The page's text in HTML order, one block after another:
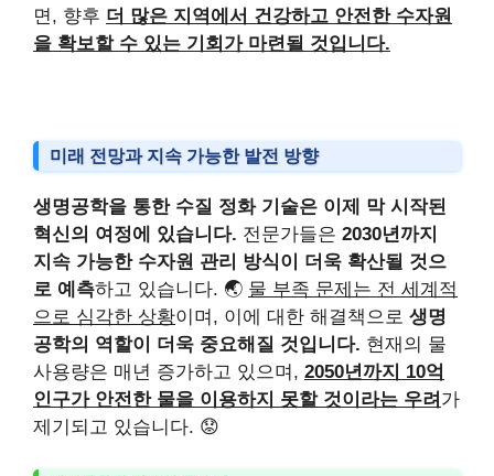
면, 향후 더 많은 지역에서 건강하고 안전한 수자원
을 확보할 수 있는 기회가 마련될 것입니다.
미래 전망과 지속 가능한 발전 방향
생명공학을 통한 수질 정화 기술은 이제 막 시작된
혁신의 여정에 있습니다. 전문가들은 2030년까지
지속 가능한 수자원 관리 방식이 더욱 확산될 것으
로 예측하고 있습니다. 🌏 물 부족 문제는 전 세계적
으로 심각한 상황이며, 이에 대한 해결책으로 생명
공학의 역할이 더욱 중요해질 것입니다. 현재의 물
사용량은 매년 증가하고 있으며, 2050년까지 10억
인구가 안전한 물을 이용하지 못할 것이라는 우려 가
제기되고 있습니다. 😟